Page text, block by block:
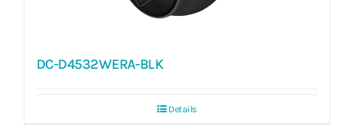
DC-D4532WERA-BLK
Details